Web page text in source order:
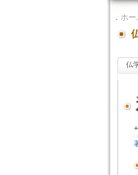
． ホー
仏